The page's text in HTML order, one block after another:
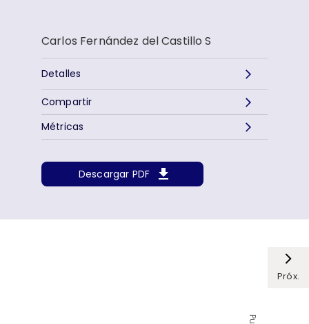
Carlos Fernández del Castillo S
Detalles
Descargar PDF
Métricas
Compartir
Próx.